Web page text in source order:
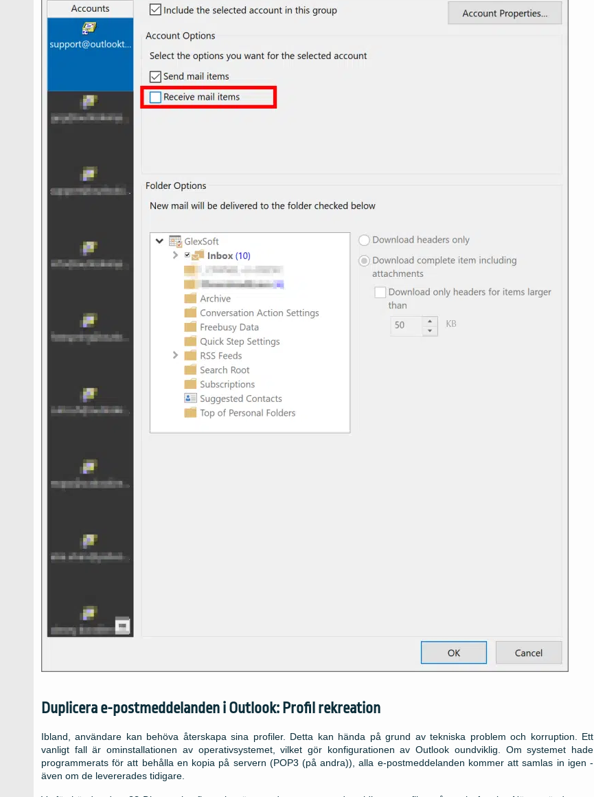
Duplicera e-postmeddelanden i Outlook: Profil rekreation
Ibland, användare kan behöva återskapa sina profiler. Detta kan hända på grund av tekniska problem och korruption. Ett
vanligt fall är ominstallationen av operativsystemet, vilket gör konfigurationen av Outlook oundviklig. Om systemet hade
programmerats för att behålla en kopia på servern (POP3 (på andra)), alla e-postmeddelanden kommer att samlas in igen -
även om de levererades tidigare.